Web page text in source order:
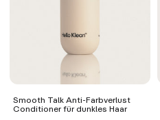
Smooth Talk Anti-Farbverlust
Conditioner für dunkles Haar